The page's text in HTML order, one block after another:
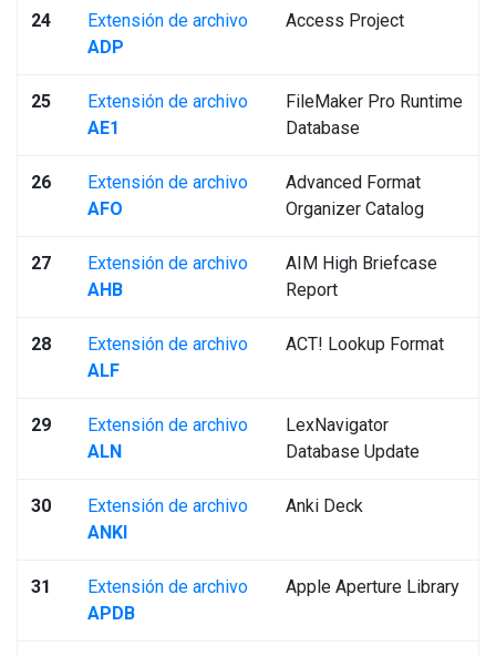
24
Extensión de archivo
ADP
Access Project
25
Extensión de archivo
AE1
FileMaker Pro Runtime
Database
26
Extensión de archivo
AFO
Advanced Format
Organizer Catalog
27
Extensión de archivo
AHB
AIM High Briefcase
Report
28
Extensión de archivo
ALF
ACT! Lookup Format
29
Extensión de archivo
ALN
LexNavigator
Database Update
30
Extensión de archivo
ANKI
Anki Deck
31
Extensión de archivo
APDB
Apple Aperture Library